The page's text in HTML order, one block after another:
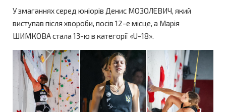
У змаганнях серед юніорів Денис МОЗОЛЕВИЧ, який
виступав після хвороби, посів 12-е місце, а Марія
ШИМКОВА стала 13-ю в категорії «U-18».